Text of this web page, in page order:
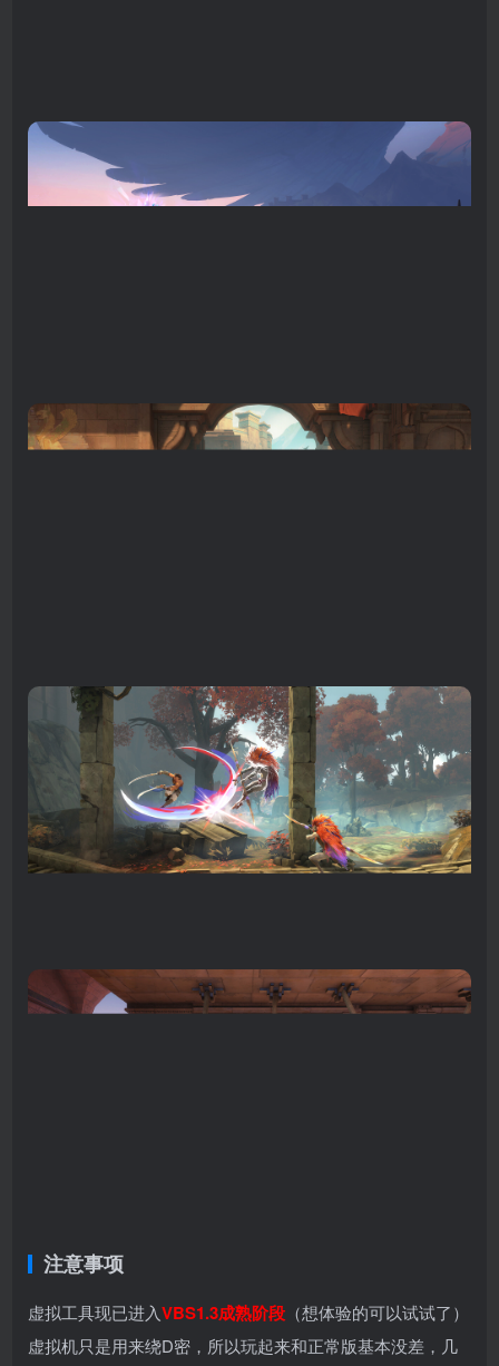
注意事项
虚拟工具现已进入VBS1.3成熟阶段 （想体验的可以试试了）
虚拟机只是用来绕D密，所以玩起来和正常版基本没差，几